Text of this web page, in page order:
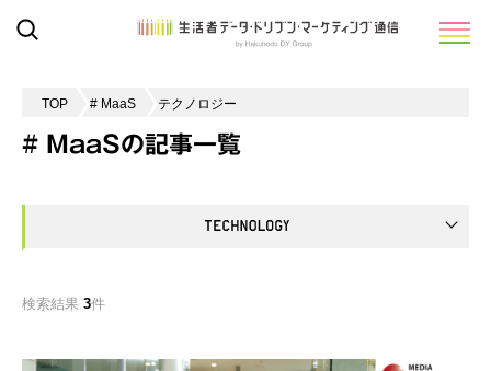
TOP # MaaS テクノロジー
# MaaSの記事一覧
検索結果 3件